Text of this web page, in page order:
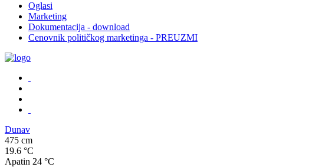
Oglasi
Marketing
Dokumentacija - download
Cenovnik političkog marketinga - PREUZMI
Dunav
475 cm
19.6 °C
Apatin 24 °C